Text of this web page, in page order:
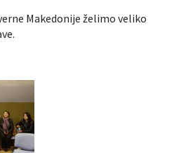
Makedonije želimo veliko